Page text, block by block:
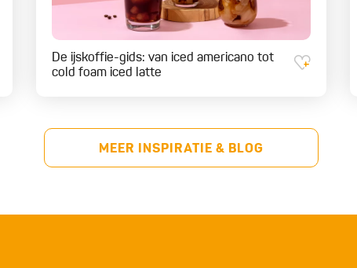
De ijskoffie-gids: van iced americano tot
cold foam iced latte
MEER INSPIRATIE & BLOG